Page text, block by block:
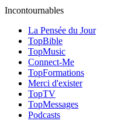
Incontournables
La Pensée du Jour
TopBible
TopMusic
Connect-Me
TopFormations
Merci d'exister
TopTV
TopMessages
Podcasts